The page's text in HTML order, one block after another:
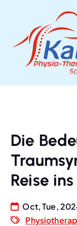
o
Die
Reise
Oct, Tue,